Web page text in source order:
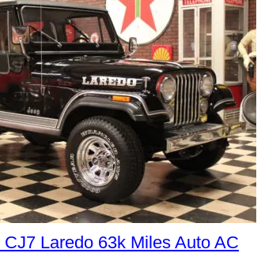
Laredo 63k Miles Auto AC